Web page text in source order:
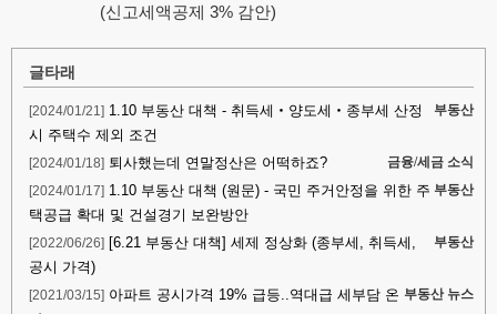
(신고세액공제 3% 감안)
글타래
[2024/01/21] 부동산
1.10 부동산 대책 - 취득세‧양도세‧종부세 산정
시 주택수 제외 조건
[2024/01/18] 금융/세금 소식
퇴사했는데 연말정산은 어떡하죠?
[2024/01/17] 부동산
1.10 부동산 대책 (원문) - 국민 주거안정을 위한 주
택공급 확대 및 건설경기 보완방안
[2022/06/26] 부동산
[6.21 부동산 대책] 세제 정상화 (종부세, 취득세,
공시 가격)
[2021/03/15] 부동산 뉴스
아파트 공시가격 19% 급등..역대급 세부담 온